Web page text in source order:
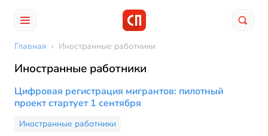
Главная › Иностранные работники
Иностранные работники
Цифровая регистрация мигрантов: пилотный
проект стартует 1 сентября
Иностранные работники